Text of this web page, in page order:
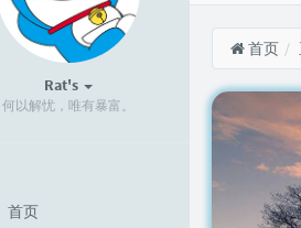
Rat's
何以解忧，唯有暴富。
首页
首页